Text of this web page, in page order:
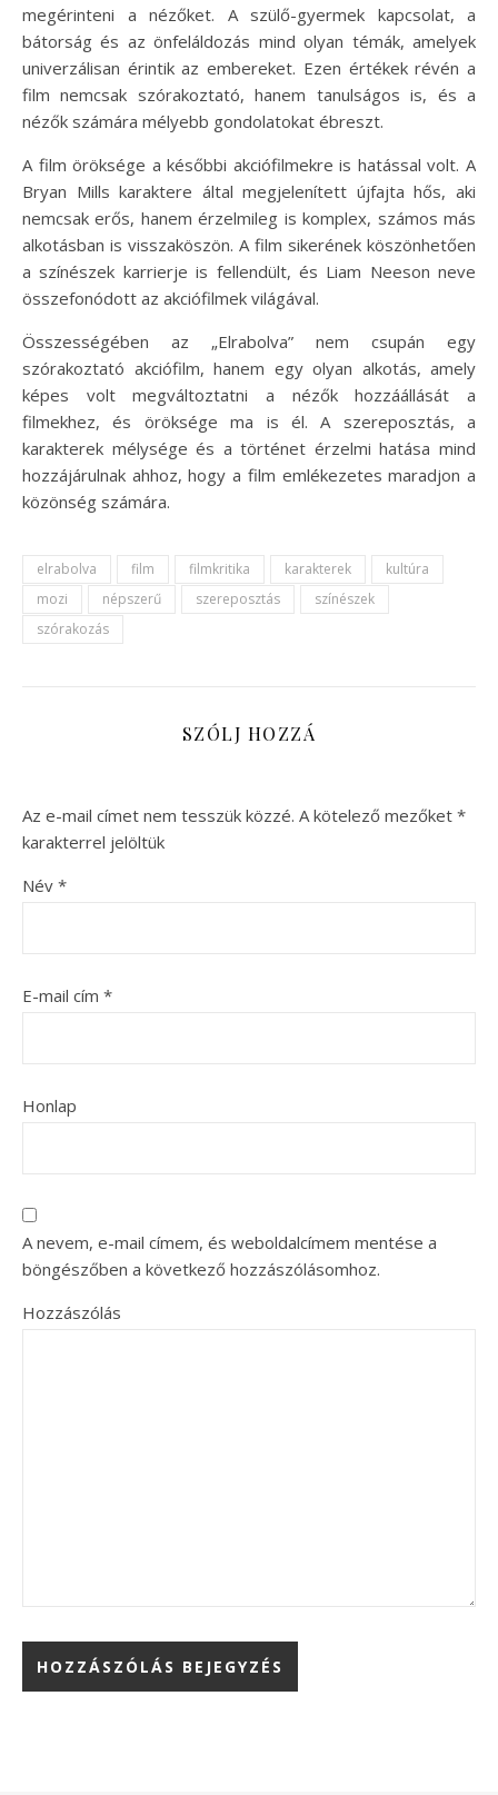
megérinteni a nézőket. A szülő-gyermek kapcsolat, a
bátorság és az önfeláldozás mind olyan témák, amelyek
univerzálisan érintik az embereket. Ezen értékek révén a
film nemcsak szórakoztató, hanem tanulságos is, és a
nézők számára mélyebb gondolatokat ébreszt.
A film öröksége a későbbi akciófilmekre is hatással volt. A
Bryan Mills karaktere által megjelenített újfajta hős, aki
nemcsak erős, hanem érzelmileg is komplex, számos más
alkotásban is visszaköszön. A film sikerének köszönhetően
a színészek karrierje is fellendült, és Liam Neeson neve
összefonódott az akciófilmek világával.
Összességében az „Elrabolva” nem csupán egy
szórakoztató akciófilm, hanem egy olyan alkotás, amely
képes volt megváltoztatni a nézők hozzáállását a
filmekhez, és öröksége ma is él. A szereposztás, a
karakterek mélysége és a történet érzelmi hatása mind
hozzájárulnak ahhoz, hogy a film emlékezetes maradjon a
közönség számára.
elrabolva film filmkritika karakterek
kultúra
mozi
népszerű szereposztás
színészek
szórakozás
SZÓLJ HOZZÁ
Az e-mail címet nem tesszük közzé. A kötelező mezőket *
karakterrel jelöltük
Név *
E-mail cím *
Honlap
A nevem, e-mail címem, és weboldalcímem mentése a
böngészőben a következő hozzászólásomhoz.
Hozzászólás